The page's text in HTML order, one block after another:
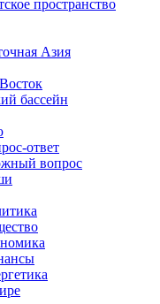
пространство
Азия
бассейн
ответ
вопрос